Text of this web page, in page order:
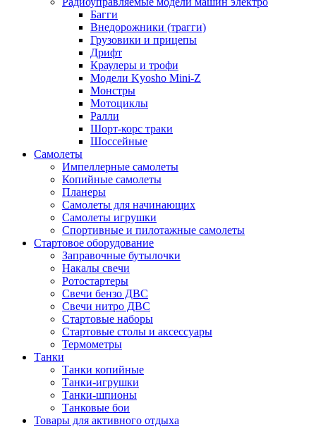
Багги
Внедорожники (трагги)
Грузовики и прицепы
Дрифт
Краулеры и трофи
Модели Kyosho Mini-Z
Монстры
Мотоциклы
Ралли
Шорт-корс траки
Шоссейные
Самолеты
Импеллерные самолеты
Копийные самолеты
Планеры
Самолеты для начинающих
Самолеты игрушки
Спортивные и пилотажные самолеты
Стартовое оборудование
Заправочные бутылочки
Накалы свечи
Ротостартеры
Свечи бензо ДВС
Свечи нитро ДВС
Стартовые наборы
Стартовые столы и аксессуары
Термометры
Танки
Танки копийные
Танки-игрушки
Танки-шпионы
Танковые бои
Товары для активного отдыха